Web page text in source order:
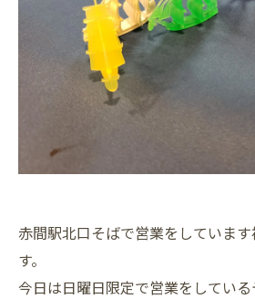
赤間駅北口そばで営業をしていま
す。
今日は日曜日限定で営業をしてい